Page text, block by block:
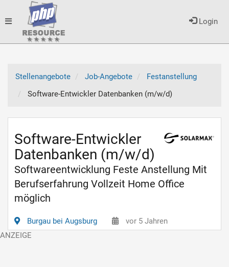
Login
Toggle
Stellenangebote
Job-Angebote
Festanstellung
Software-Entwickler Datenbanken (m/w/d)
Software-Entwickler
Datenbanken (m/w/d)
Softwareentwicklung Feste Anstellung Mit
Berufserfahrung Vollzeit Home Office
möglich
Burgau bei Augsburg vor 5 Jahren